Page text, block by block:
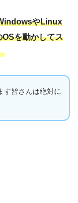
やLinux
を動かしてス
す皆さんは絶対に